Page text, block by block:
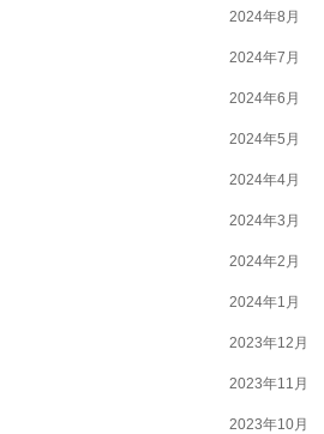
2024年8月
2024年7月
2024年6月
2024年5月
2024年4月
2024年3月
2024年2月
2024年1月
2023年12月
2023年11月
2023年10月